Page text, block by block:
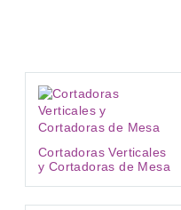
Cortadoras Verticales
y Cortadoras de Mesa